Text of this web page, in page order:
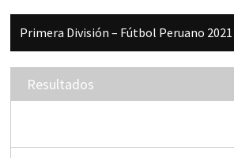
Barra
lateral
principal
Primera División – Fútbol Peruano 2021
Resultados